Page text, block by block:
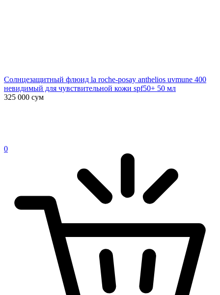
Солнцезащитный флюид la roche-posay anthelios uvmune 400
невидимый для чувствительной кожи spf50+ 50 мл
325 000 сум
0